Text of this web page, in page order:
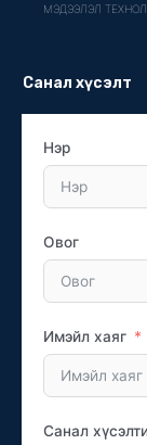
МЭДЭЭЛЭЛ
Санал хүсэлт
Нэр
Овог
Имэйл хаяг
Санал